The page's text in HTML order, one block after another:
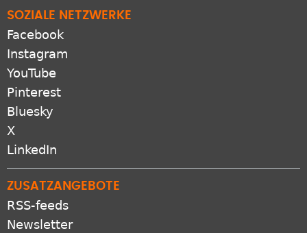
SOZIALE NETZWERKE
Facebook
Instagram
YouTube
Pinterest
Bluesky
X
LinkedIn
ZUSATZANGEBOTE
RSS-feeds
Newsletter